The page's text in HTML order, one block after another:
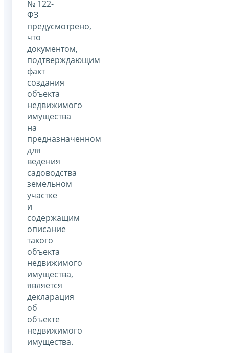
№ 122-
ФЗ
предусмотрено,
что
документом,
подтверждающим
факт
создания
объекта
недвижимого
имущества
на
предназначенном
для
ведения
садоводства
земельном
участке
и
содержащим
описание
такого
объекта
недвижимого
имущества,
является
декларация
об
объекте
недвижимого
имущества.